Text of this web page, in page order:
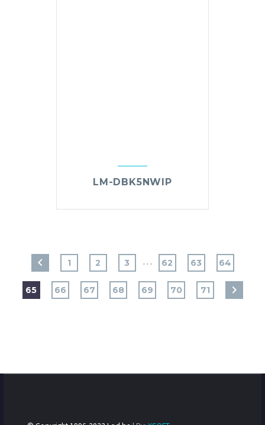
LM-DBK5NWIP
1 2 3 … 62 63 64
65 66 67 68 69 70 71